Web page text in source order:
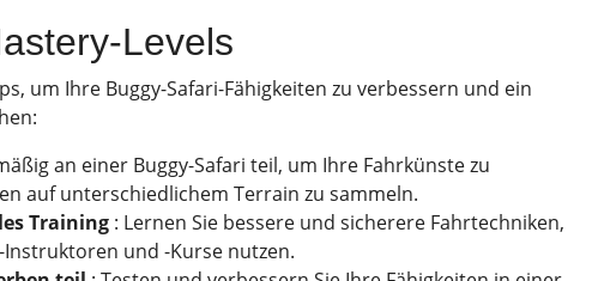
Levels
um Ihre Buggy-Safari-Fähigkeiten zu verbessern und ein
an einer Buggy-Safari teil, um Ihre Fahrkünste zu
auf unterschiedlichem Terrain zu sammeln.
Training : Lernen Sie bessere und sicherere Fahrtechniken,
Instruktoren und -Kurse nutzen.